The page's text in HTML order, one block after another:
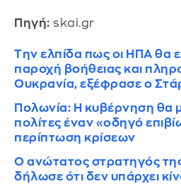
Πηγή: skai.gr
Την ελπίδα πως οι ΗΠΑ θα
παροχή βοήθειας και
Ουκρανία, εξέφρασε ο
Πολωνία: Η κυβέρνηση θα
πολίτες έναν «οδηγό
περίπτωση κρίσεων
Ο ανώτατος στρατηγός
δήλωσε ότι δεν υπάρχει